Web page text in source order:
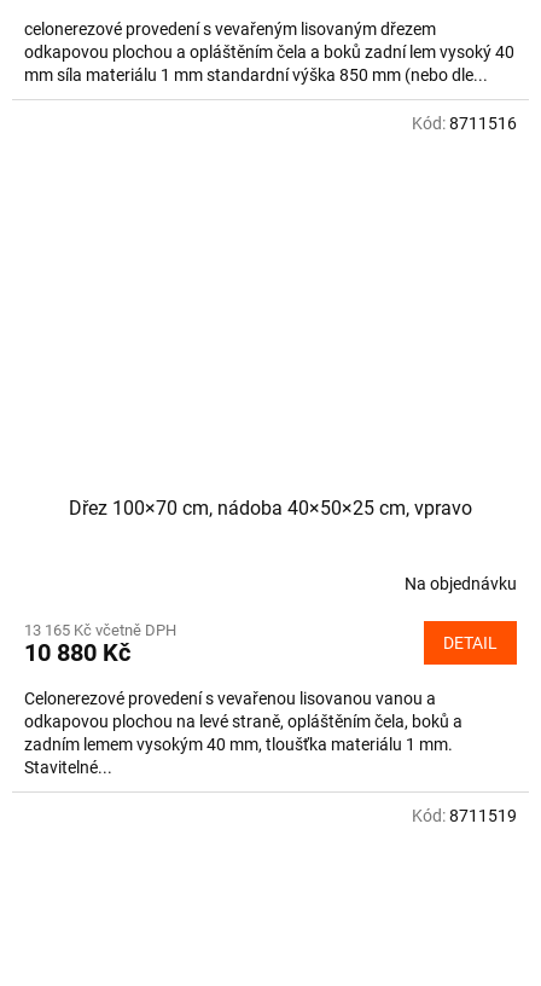
celonerezové provedení s vevařeným lisovaným dřezem
odkapovou plochou a opláštěním čela a boků zadní lem vysoký 40
mm síla materiálu 1 mm standardní výška 850 mm (nebo dle...
Dřez 100×70 cm, nádoba 40×50×25 cm, vpravo
Na objednávku
13 165 Kč včetně DPH
10 880 Kč DETAIL
Celonerezové provedení s vevařenou lisovanou vanou a
odkapovou plochou na levé straně, opláštěním čela, boků a
zadním lemem vysokým 40 mm, tloušťka materiálu 1 mm.
Stavitelné...
Kód:8711516
Kód:8711519